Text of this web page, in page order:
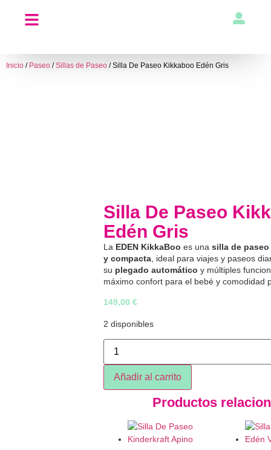
Inicio / Paseo /Sillas de Paseo / Silla De Paseo Kikkaboo Edén Gris
Silla De Paseo
Edén Gris
La EDEN KikkaBoo es una silla de
y compacta , ideal para viajes y paseos
su plegado automático y múltiples
máximo confort para el bebé y comodidad
149,00 €
2 disponibles
Añadir al carrito
Productos